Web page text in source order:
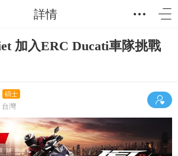
詳情
加入ERC Ducati車隊挑戰
碩士
台灣